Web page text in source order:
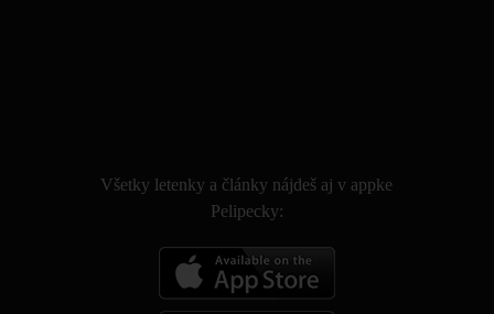
Všetky letenky a články nájdeš aj v appke
Pelipecky: